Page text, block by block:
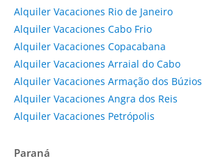
Alquiler Vacaciones Rio de Janeiro
Alquiler Vacaciones Cabo Frio
Alquiler Vacaciones Copacabana
Alquiler Vacaciones Arraial do Cabo
Alquiler Vacaciones Armação dos Búzios
Alquiler Vacaciones Angra dos Reis
Alquiler Vacaciones Petrópolis
Paraná